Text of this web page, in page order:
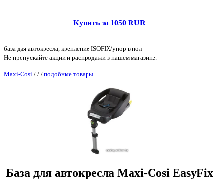
Купить за 1050 RUR
база для автокресла, крепление ISOFIX/упор в пол
Не пропускайте акции и распродажи в нашем магазине.
Maxi-Cosi / / / подобные товары
База для автокресла Maxi-Cosi EasyFix